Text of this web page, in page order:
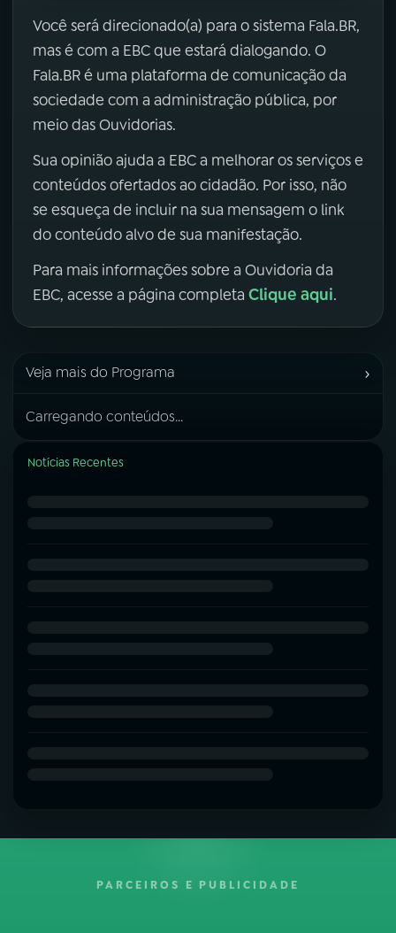
Você será direcionado(a) para o sistema Fala.BR,
mas é com a EBC que estará dialogando. O
Fala.BR é uma plataforma de comunicação da
sociedade com a administração pública, por
meio das Ouvidorias.
Sua opinião ajuda a EBC a melhorar os serviços e
conteúdos ofertados ao cidadão. Por isso, não
se esqueça de incluir na sua mensagem o link
do conteúdo alvo de sua manifestação.
Para mais informações sobre a Ouvidoria da
EBC, acesse a página completa Clique aqui.
Veja mais do Programa ›
Carregando conteúdos...
Notícias Recentes
PARCEIROS E PUBLICIDADE